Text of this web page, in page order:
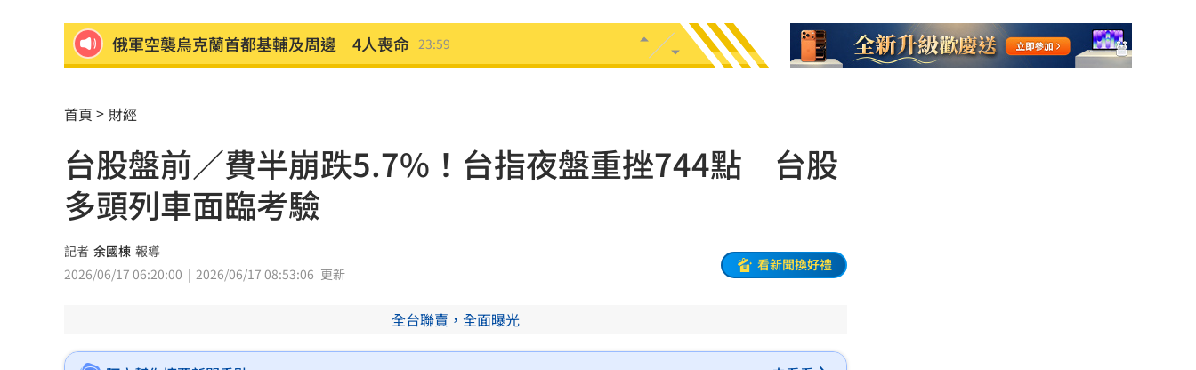
俄軍空襲烏克蘭首都基輔及周邊 4人喪命 23:59
費仔確定成自由球員 下一步動向引人關注 23:50
美就業數據爆冷 這信號Fed升息警報降溫 23:34
梅西父親病逝享壽68歲 一路陪伴兒闖足壇
5登山客2025年雪崩失蹤 尼泊爾尋獲遺體
美：東南亞詐騙園區多由中國背景組織主導 23:25
首頁 財經
台股盤前／費半崩跌5.7%！台指夜盤重挫744點 台股
多頭列車面臨考驗
記者 余國棟 報導
2026/06/17 06:20:00
2026/06/17 08:53:06 更新
看新聞換好禮
全台聯賣，全面曝光